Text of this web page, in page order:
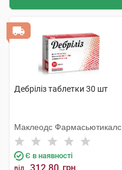
Дебріліз таблетки 30 шт
Маклеодс Фармасьютикалс
Є в наявності
від грн